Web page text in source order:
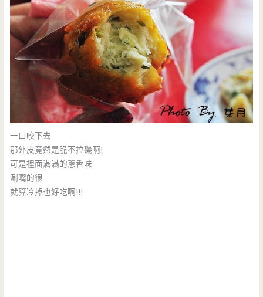
一口咬下去
那外皮竟然是脆不拉磯啊!
可是裡面滿滿的蔥香味
涮嘴的很
就算冷掉也好吃啊!!!